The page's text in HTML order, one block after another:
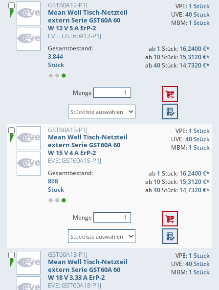
GST60A12-P1J
Mean Well Tisch-Netzteil
extern Serie GST60A 60
W 12 V 5 A ErP-2
EVE: GST60A12-P1J
VPE: 1 Stück
UVE:40 Stück
MBM: 1 Stück
Gesamtbestand:
3.844
Stück
ab 1 Stück: 16,2400 €*
ab 10Stück: 15,3120 €*
ab40Stück: 14,7320 €*
Menge
GST60A15-P1J
Mean Well Tisch-Netzteil
extern Serie GST60A 60
W 15 V 4 A ErP-2
EVE: GST60A15-P1J
VPE: 1 Stück
UVE:40 Stück
MBM: 1 Stück
Gesamtbestand:
868
Stück
ab 1 Stück: 16,2400 €*
ab 10Stück: 15,3120 €*
ab40Stück: 14,7320 €*
Menge
GST60A18-P1J
Mean Well Tisch-Netzteil
extern Serie GST60A 60
W 18 V 3,33 A ErP-2
EVE: GST60A18-P1J
VPE: 1 Stück
UVE:40 Stück
MBM: 1 Stück